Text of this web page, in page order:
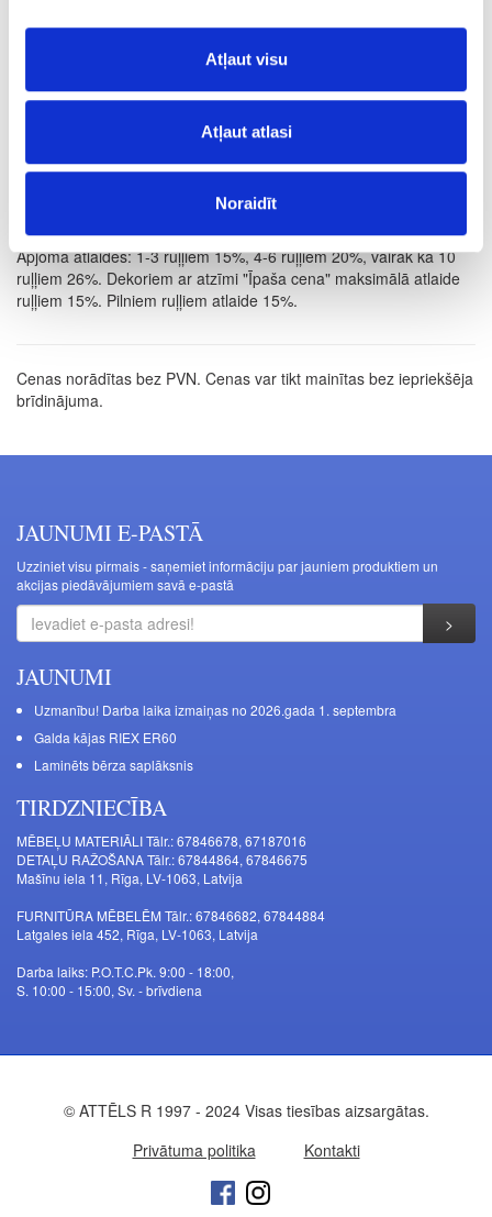
Atļaut visu
Atļaut atlasi
Noraidīt
Līme:
Virsmas struktūra:
Apjoma atlaides: 1-3 ruļļiem 15%, 4-6 ruļļiem 20%, vairāk kā 10
ruļļiem 26%. Dekoriem ar atzīmi "Īpaša cena" maksimālā atlaide
ruļļiem 15%. Pilniem ruļļiem atlaide 15%.
Cenas norādītas bez PVN. Cenas var tikt mainītas bez iepriekšēja
brīdinājuma.
JAUNUMI E-PASTĀ
Uzziniet visu pirmais - saņemiet informāciju par jauniem produktiem un
akcijas piedāvājumiem savā e-pastā
JAUNUMI
Uzmanību! Darba laika izmaiņas no 2026.gada 1. septembra
Galda kājas RIEX ER60
Laminēts bērza saplāksnis
TIRDZNIECĪBA
MĒBEĻU MATERIĀLI Tālr.: 67846678, 67187016
DETAĻU RAŽOŠANA Tālr.: 67844864, 67846675
Mašīnu iela 11, Rīga, LV-1063, Latvija
FURNITŪRA MĒBELĒM Tālr.: 67846682, 67844884
Latgales iela 452, Rīga, LV-1063, Latvija
Darba laiks: P.O.T.C.Pk. 9:00 - 18:00,
S. 10:00 - 15:00, Sv. - brīvdiena
© ATTĒLS R 1997 - 2024 Visas tiesības aizsargātas.
Privātuma politika
Kontakti